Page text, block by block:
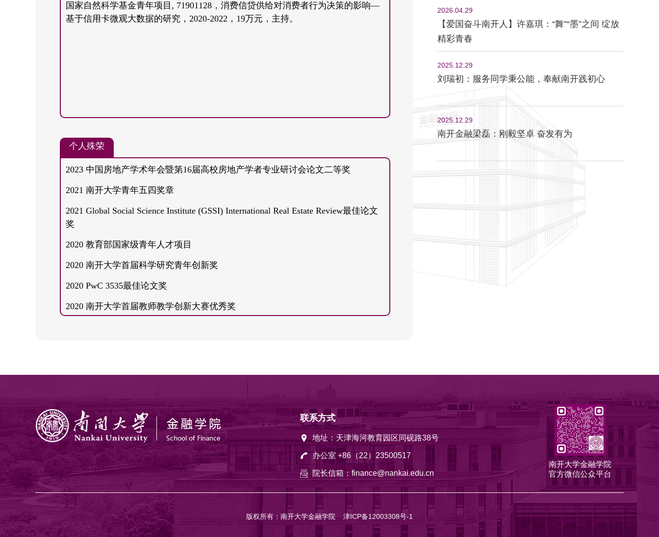
2026.04.29
【爱国奋斗南开人】许嘉琪：“舞”“墨”之间 绽放
精彩青春
2025.12.29
刘瑞初：服务同学秉公能，奉献南开践初心
2025.12.29
南开金融梁磊：刚毅坚卓 奋发有为
6.Yongheng Deng, Jia He, and Quanlin Gu, 'Reinforcement Learning and Mortgage
Partial Prepayment Behavior', Pacific-Basin Finance Journal, 2021, 68: Article 101378.
1011-1047.
10.Jia He, Jing Wu and Haishi Li, 'Hedging House Price Risk in China', Real Estate
Economics, 2017, 45(1): 177-203.
11.Sumit Agarwal, Yongheng Deng and Jia He, 'Time Preferences and Mortgage
12.贺佳,郭俊汝,成前.政府审计独立性提升能否抑制地方国有企业过度负债？[J].会
计研究,2023(08):146-163.
13.贺佳,罗淑婧,陈昂.信贷配给对影子银行的影响——基于房地产业委托贷款融资
的实证研究[J].南开经济研究,2022(12):59-78.
14.贺佳,王佳瑞,郭俊汝.商帮文化对企业全要素生产率的影响研究——基于中国Ａ
股民营上市公司的经验证据[J].云南财经大学报,2024(01):79-96.
国家自然科学基金青年项目, 71901128，消费信贷供给对消费者行为决策的影响—
基于信用卡微观大数据的研究，2020-2022，19万元，主持。
个人殊荣
2023 中国房地产学术年会暨第16届高校房地产学者专业研讨会论文二等奖
2021 南开大学青年五四奖章
2021 Global Social Science Institute (GSSI) International Real Estate Review最佳论文
奖
2020 教育部国家级青年人才项目
2020 南开大学首届科学研究青年创新奖
2020 PwC 3535最佳论文奖
2020 南开大学首届教师教学创新大赛优秀奖
2017 2017年度中国青年经济学家奖
2015 世界华人不动产年会（GCREC）最佳论文三等奖
联系方式
地址：天津海河教育园区同砚路38号
办公室 +86（22）23500517
院长信箱：finance@nankai.edu.cn
南开大学金融学院
官方微信公众平台
版权所有：南开大学金融学院 津ICP备12003308号-1